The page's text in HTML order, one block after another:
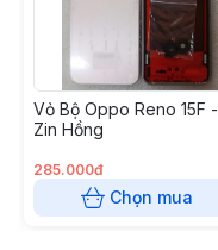
Vỏ Bộ Oppo Reno 15F -
Zin Hồng
285.000đ
Chọn mua